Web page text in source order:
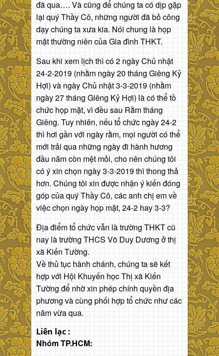
đã qua…. Và cũng để chúng ta có dịp gặp
lại quý Thầy Cô, những người đã bỏ công
dạy chúng ta xưa kia. Nói chung là họp
mặt thường niên của Gia đình THKT.
Sau khi xem lịch thì có 2 ngày Chủ nhật
24-2-2019 (nhằm ngày 20 tháng Giêng Kỷ
Hợi) và ngày Chủ nhật 3-3-2019 (nhằm
ngày 27 tháng Giêng Kỷ Hợi) là có thể tồ
chức họp mặt, vì đều sau Rằm tháng
Giêng. Tuy nhiên, nếu tổ chức ngày 24-2
thì hơi gần với ngày rằm, mọi người có thể
mới trải qua những ngày đi hành hương
đầu năm còn mệt mỏi, cho nên chúng tôi
có ý xin chọn ngày 3-3-2019 thì thong thả
hơn. Chúng tôi xin được nhận ý kiến đóng
góp của quý Thầy Cô, các anh chị em về
việc chọn ngày họp mặt, 24-2 hay 3-3?
Địa điểm tổ chức vẫn là trường THKT cũ
nay là trường THCS Võ Duy Dương ở thị
xã Kiến Tường.
Về thủ tục hành chánh, chúng ta sẽ kết
hợp với Hội Khuyến học Thị xã Kiến
Tường để nhờ xin phép chính quyền địa
phương và cùng phối hợp tổ chức như các
năm vừa qua.
Liên lạc :
Nhóm TP.HCM: